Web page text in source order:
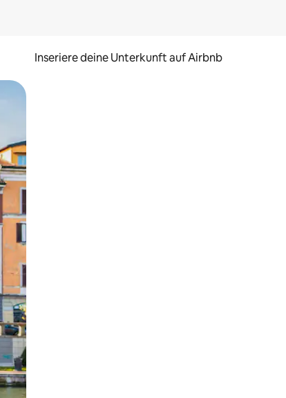
Inseriere deine Unterkunft auf Airbnb
oder Wischgesten.